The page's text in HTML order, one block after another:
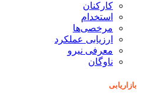
کارکنان
استخدام
مرخصی‌ها
ارزیابی عملکرد
معرفی نیرو
ناوگان
بازاریابی